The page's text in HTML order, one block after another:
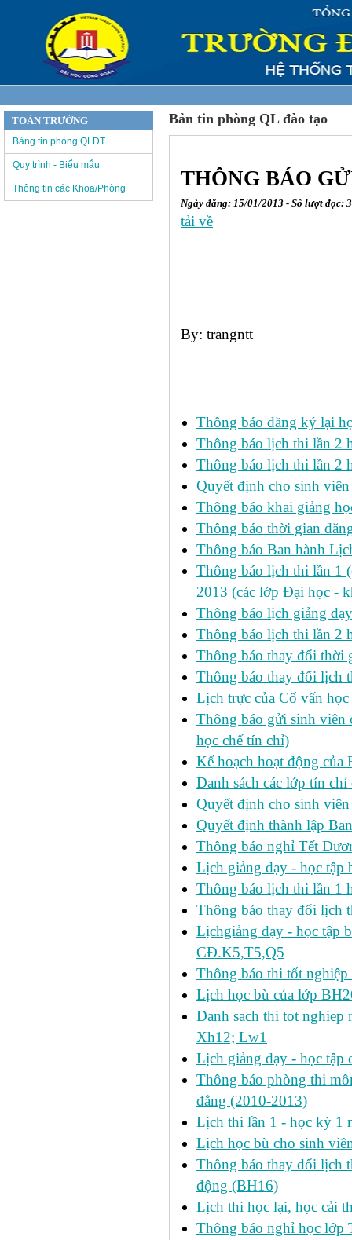
Bản tin phòng QL đào tạo
THÔNG BÁO
Ngày đăng: 15/01/2013 - Số lượt đọc:
tải về
By: trangntt
Thông báo đăng ký lại
Thông báo lịch thi lần 2
Thông báo lịch thi lần 2
Quyết định cho sinh
Thông báo khai giảng
Thông báo thời gian
Thông báo Ban hành
Thông báo lịch thi lần 1
2013 (các lớp Đại học -
Thông báo lịch giảng
Thông báo lịch thi lần 2
Thông báo thay đổi thời
Thông báo thay đổi lịch
Lịch trực của Cố vấn học
Thông báo gửi sinh viên
học chế tín chỉ)
Kế hoạch hoạt động
Danh sách các lớp tín
Quyết định cho sinh
Quyết định thành lập
Thông báo nghỉ Tết
Lịch giảng dạy - học tập
Thông báo lịch thi lần 1
Thông báo thay đổi lịch
Lịchgiảng dạy - học tập
CĐ.K5,T5,Q5
Thông báo thi tốt nghiệp
Lịch học bù của lớp
Danh sach thi tot
Xh12; Lw1
Lịch giảng dạy - học tập
Thông báo phòng thi
đẳng (2010-2013)
Lịch thi lần 1 - học kỳ 1
Lịch học bù cho sinh
Thông báo thay đổi lịch
động (BH16)
Lịch thi học lại, học cải
Thông báo nghỉ học lớp
TOÀN TRƯỜNG
Bảng tin phòng QLĐT
Quy trình - Biểu mẫu
Thông tin các Khoa/Phòng